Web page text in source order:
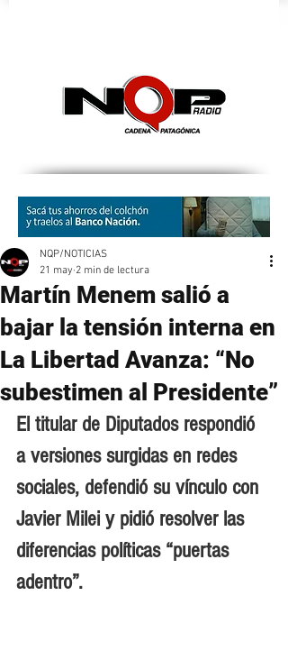
Martín Menem salió a
bajar la tensión interna en
La Libertad Avanza: “No
subestimen al Presidente”
NQP/NOTICIAS
21 may 2 min de lectura
El titular de Diputados respondió
a versiones surgidas en redes
sociales, defendió su vínculo con
Javier Milei y pidió resolver las
diferencias políticas “puertas
adentro”.